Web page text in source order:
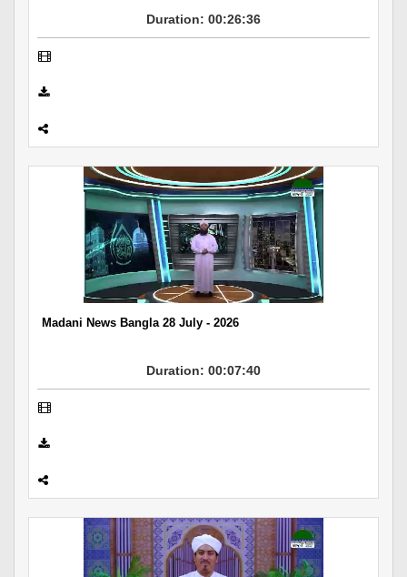
Duration: 00:26:36
Madani News Bangla 28 July - 2026
Duration: 00:07:40